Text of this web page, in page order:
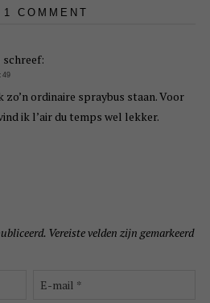
COMMENT
schreef:
zo’n ordinaire spraybus staan. Voor
ik l’air du temps wel lekker.
Vereiste velden zijn gemarkeerd